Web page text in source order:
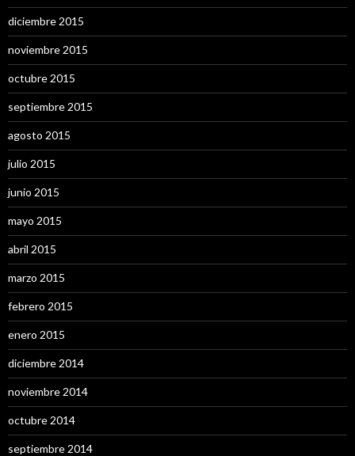
diciembre 2015
noviembre 2015
octubre 2015
septiembre 2015
agosto 2015
julio 2015
junio 2015
mayo 2015
abril 2015
marzo 2015
febrero 2015
enero 2015
diciembre 2014
noviembre 2014
octubre 2014
septiembre 2014